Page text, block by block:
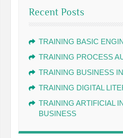
Recent Posts
TRAINING BASIC
TRAINING PROCESS
TRAINING BUSINESS
TRAINING DIGITAL
TRAINING ARTIFICIAL
BUSINESS